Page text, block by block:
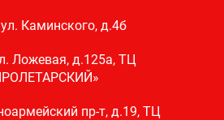
ул. Каминского, д.4б
Ложевая, д.125а, ТЦ
пр-т, д.19, ТЦ